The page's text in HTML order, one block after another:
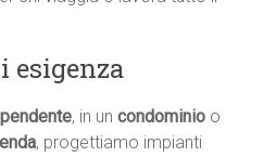
esigenza
, in uncondominio o
, progettiamo impianti